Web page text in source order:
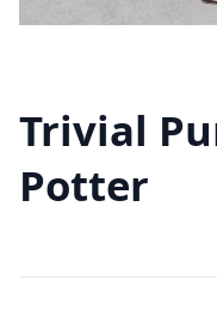
Trivial
Potter